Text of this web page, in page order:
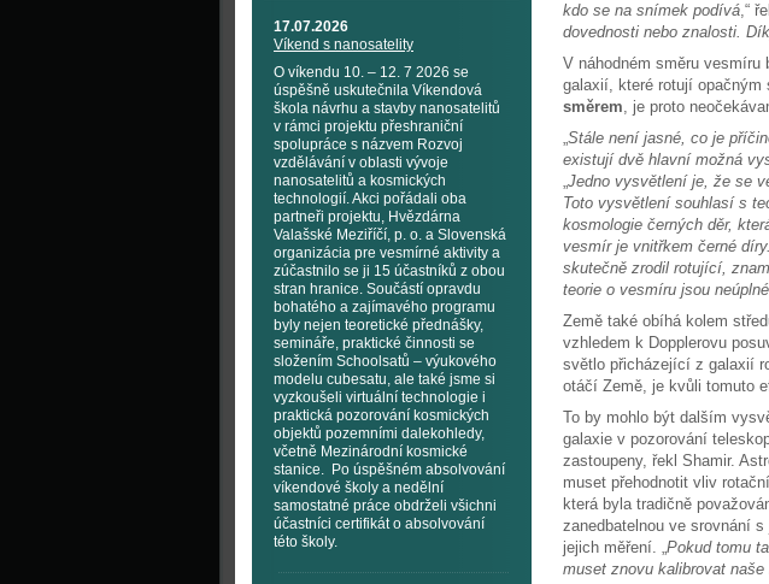
17.07.2026
Víkend s nanosatelity
O víkendu 10. – 12. 7 2026 se
úspěšně uskutečnila Víkendová
škola návrhu a stavby nanosatelitů
v rámci projektu přeshraniční
spolupráce s názvem Rozvoj
vzdělávání v oblasti vývoje
nanosatelitů a kosmických
technologií. Akci pořádali oba
partneři projektu, Hvězdárna
Valašské Meziříčí, p. o. a Slovenská
organizácia pre vesmírné aktivity a
zúčastnilo se ji 15 účastníků z obou
stran hranice. Součástí opravdu
bohatého a zajímavého programu
byly nejen teoretické přednášky,
semináře, praktické činnosti se
složením Schoolsatů – výukového
modelu cubesatu, ale také jsme si
vyzkoušeli virtuální technologie i
praktická pozorování kosmických
objektů pozemními dalekohledy,
včetně Mezinárodní kosmické
stanice. Po úspěšném absolvování
víkendové školy a nedělní
samostatné práce obdrželi všichni
účastníci certifikát o absolvování
této školy.
kdo se na snímek podívá,“
dovednosti nebo znalosti.
V náhodném směru
galaxií, které rotují
směrem, je proto
„Stále není jasné, co je
existují dvě hlavní možná
„Jedno vysvětlení je, že se
Toto vysvětlení souhlasí s
kosmologie černých děr,
vesmír je vnitřkem černé
skutečně zrodil rotující,
teorie o vesmíru jsou neúplné
Země také obíhá kolem
vzhledem k Dopplerovu
světlo přicházející z galaxií
otáčí Země, je kvůli tomuto
To by mohlo být dalším
galaxie v pozorování
zastoupeny, řekl Shamir.
muset přehodnotit vliv
která byla tradičně
zanedbatelnou ve srovnání
jejich měření. „Pokud tomu
muset znovu kalibrovat